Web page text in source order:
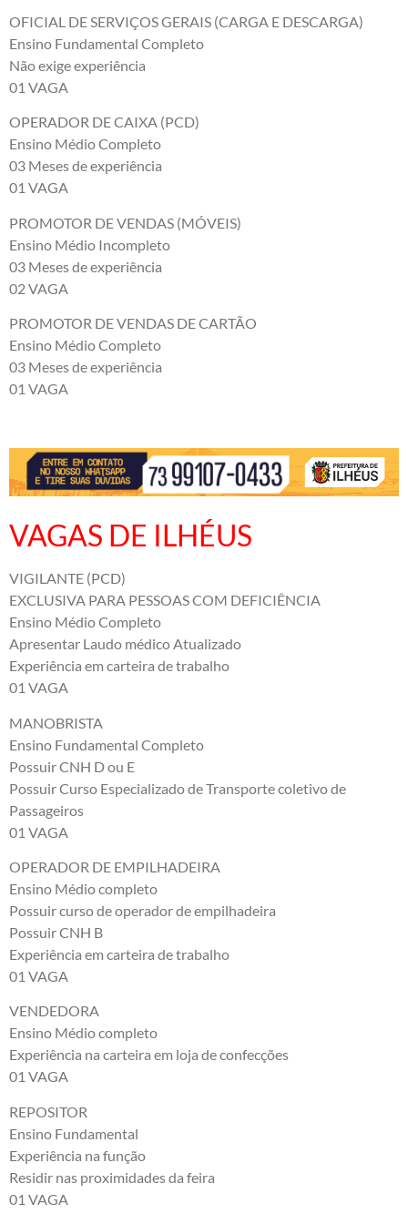
OFICIAL DE SERVIÇOS GERAIS (CARGA E DESCARGA)
Ensino Fundamental Completo
Não exige experiência
01 VAGA
OPERADOR DE CAIXA (PCD)
Ensino Médio Completo
03 Meses de experiência
01 VAGA
PROMOTOR DE VENDAS (MÓVEIS)
Ensino Médio Incompleto
03 Meses de experiência
02 VAGA
PROMOTOR DE VENDAS DE CARTÃO
Ensino Médio Completo
03 Meses de experiência
01 VAGA
VAGAS DE ILHÉUS
VIGILANTE (PCD)
EXCLUSIVA PARA PESSOAS COM DEFICIÊNCIA
Ensino Médio Completo
Apresentar Laudo médico Atualizado
Experiência em carteira de trabalho
01 VAGA
MANOBRISTA
Ensino Fundamental Completo
Possuir CNH D ou E
Possuir Curso Especializado de Transporte coletivo de
Passageiros
01 VAGA
OPERADOR DE EMPILHADEIRA
Ensino Médio completo
Possuir curso de operador de empilhadeira
Possuir CNH B
Experiência em carteira de trabalho
01 VAGA
VENDEDORA
Ensino Médio completo
Experiência na carteira em loja de confecções
01 VAGA
REPOSITOR
Ensino Fundamental
Experiência na função
Residir nas proximidades da feira
01 VAGA